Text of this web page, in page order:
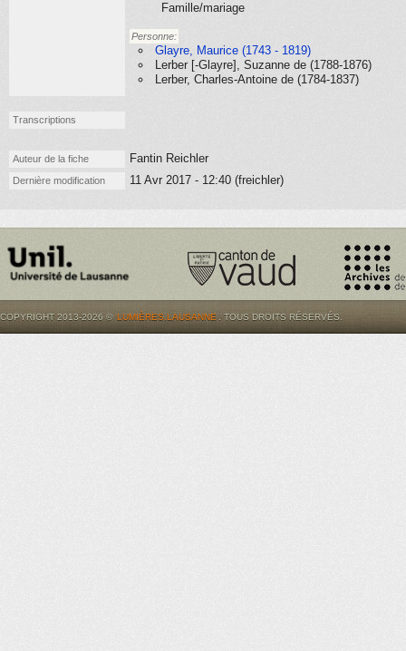
Famille/mariage
Personne:
Glayre, Maurice (1743 - 1819)
Lerber [-Glayre], Suzanne de (1788-1876)
Lerber, Charles-Antoine de (1784-1837)
Transcriptions
Auteur de la fiche Fantin Reichler
Dernière modification 11 Avr 2017 - 12:40 (freichler)
COPYRIGHT 2013-2026 © LUMIÈRES.LAUSANNE . TOUS DROITS RÉSERVÉS.